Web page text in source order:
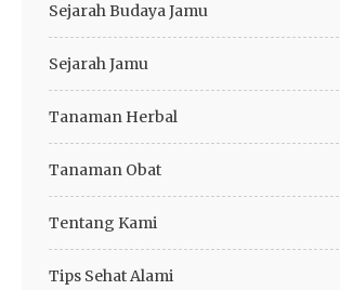
Sejarah Budaya Jamu
Sejarah Jamu
Tanaman Herbal
Tanaman Obat
Tentang Kami
Tips Sehat Alami